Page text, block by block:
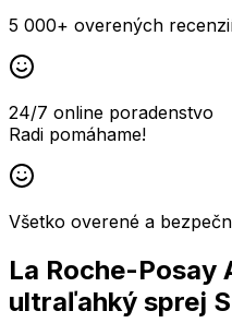
5 000+ overených
24/7 online poradenstvo
Radi pomáhame!
Všetko overené a
La Roche-Posay
ultraľahký sprej